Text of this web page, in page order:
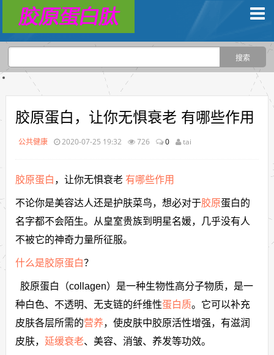
胶原蛋白，让你无惧衰老 有哪些作用
公共健康 2020-07-25 19:32 726 0 tai
胶原蛋白 ，让你无惧衰老 有哪些作用
不论你是美容达人还是护肤菜鸟，想必对于胶原蛋白的
名字都不会陌生。从皇室贵族到明星名媛，几乎没有人
不被它的神奇力量所征服。
什么是胶原蛋白？
胶原蛋白（collagen）是一种生物性高分子物质，是一
种白色、不透明、无支链的纤维性蛋白质。它可以补充
皮肤各层所需的营养，使皮肤中胶原活性增强，有滋润
皮肤， 延缓衰老、美容、消皱、养发等功效。